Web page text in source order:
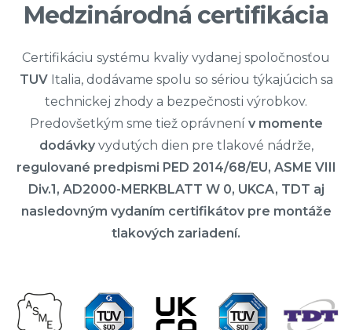
Medzinárodná certifikácia
Certifikáciu systému kvaliy vydanej spoločnosťou
TUVItalia, dodávame spolu so sériou týkajúcich sa
technickej zhody a bezpečnosti výrobkov.
Predovšetkým sme tiež oprávnení v momente
dodávkyvydutých dien pre tlakové nádrže,
regulované predpismi PED 2014/68/EU, ASME VIII
Div.1, AD2000-MERKBLATT W 0, UKCA, TDT aj
nasledovným vydaním certifikátov pre montáže
tlakových zariadení.